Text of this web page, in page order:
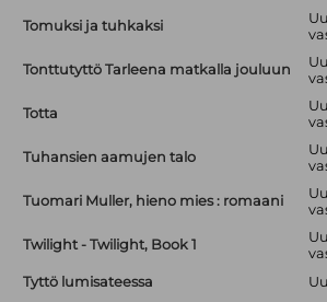
Tomuksi ja tuhkaksi
Tonttutyttö Tarleena matkalla jouluun
Totta
Tuhansien aamujen talo
Tuomari Muller, hieno mies : romaani
Twilight - Twilight, Book 1
Tyttö lumisateessa